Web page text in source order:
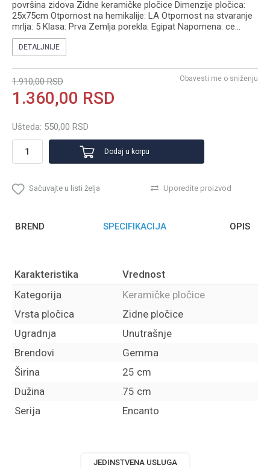
površina zidova Zidne keramičke pločice Dimenzije pločica:
25x75cm Otpornost na hemikalije: LA Otpornost na stvaranje
mrlja: 5 Klasa: Prva Zemlja porekla: Egipat Napomena: ce...
DETALJNIJE
1.910,00 RSD
1.360,00 RSD
Ušteda: 550,00 RSD
Obavesti me o sniženju
Dodaj u korpu
Sačuvajte u listi želja Uporedite proizvod
BREND SPECIFIKACIJA OPIS
Karakteristika
Vrednost
Kategorija
Keramičke pločice
Vrsta pločica
Zidne pločice
Ugradnja
Unutrašnje
Brendovi
Gemma
Širina
25 cm
Dužina
75 cm
Serija
Encanto
JEDINSTVENA USLUGA